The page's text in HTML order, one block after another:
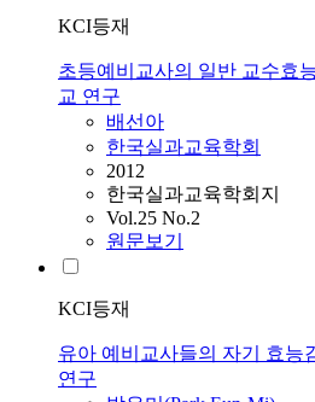
KCI등재
초등예비교사의 일반 교수효
교 연구
배선아
한국실과교육학회
2012
한국실과교육학회지
Vol.25 No.2
원문보기
KCI등재
유아 예비교사들의 자기 효능
연구